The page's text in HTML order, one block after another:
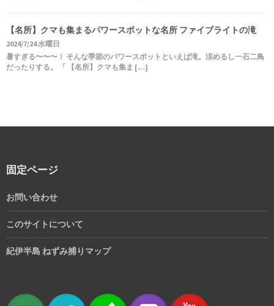
【名所】クマも集まるパワースポットな名所 ファイブライトの滝
2024/7/24 水曜日
暑すぎる〜〜〜！ そんな季節のパワースポットといえば滝。涼めるし一石二鳥
だったりする。 「 【名所】クマも集ま […]
固定ページ
お問い合わせ
このサイトについて
紀伊半島 ねずみ捕りマップ